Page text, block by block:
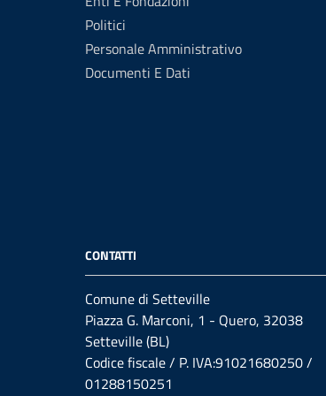
Politici
Personale Amministrativo
Documenti E Dati
CONTATTI
Comune di Setteville
Piazza G. Marconi, 1 - Quero, 32038
Setteville (BL)
Codice fiscale / P. IVA:91021680250 /
01288150251